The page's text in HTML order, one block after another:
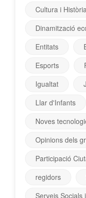
Cultura i Història
Dinamització
Entitats
Esports
Igualtat
Llar d'Infants
Noves
Opinions dels
Participació
regidors
Serveis Socials